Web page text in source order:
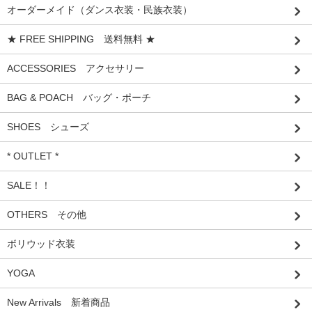
オーダーメイド（ダンス衣装・民族衣装）
★ FREE SHIPPING 送料無料 ★
ACCESSORIES アクセサリー
BAG & POACH バッグ・ポーチ
SHOES シューズ
* OUTLET *
SALE！！
OTHERS その他
ボリウッド衣装
YOGA
New Arrivals 新着商品